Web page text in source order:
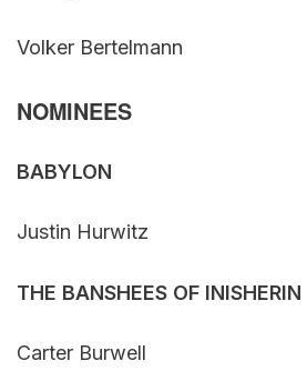
Volker Bertelmann
NOMINEES
BABYLON
Justin Hurwitz
THE BANSHEES OF INISHERIN
Carter Burwell